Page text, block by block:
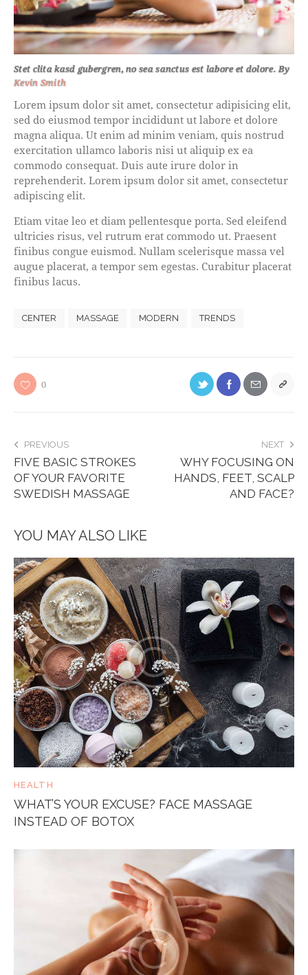
Stet clita kasd gubergren, no sea sanctus est labore et dolore. By
Kevin Smith
Lorem ipsum dolor sit amet, consectetur adipisicing elit,
sed do eiusmod tempor incididunt ut labore et dolore
magna aliqua. Ut enim ad minim veniam, quis nostrud
exercitation ullamco laboris nisi ut aliquip ex ea
commodo consequat. Duis aute irure dolor in
reprehenderit. Lorem ipsum dolor sit amet, consectetur
adipiscing elit.
Etiam vitae leo et diam pellentesque porta. Sed eleifend
ultricies risus, vel rutrum erat commodo ut. Praesent
finibus congue euismod. Nullam scelerisque massa vel
augue placerat, a tempor sem egestas. Curabitur placerat
finibus lacus.
CENTER MASSAGE MODERN TRENDS
0
PREVIOUS
FIVE BASIC STROKES
OF YOUR FAVORITE
SWEDISH MASSAGE
NEXT
WHY FOCUSING ON
HANDS, FEET, SCALP
AND FACE?
YOU MAY ALSO LIKE
HEALTH
WHAT’S YOUR EXCUSE? FACE MASSAGE
INSTEAD OF BOTOX